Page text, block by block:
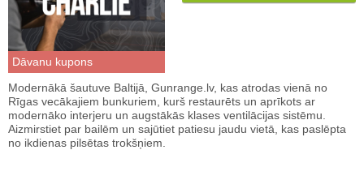
Dāvanu kupons
Modernākā šautuve Baltijā, Gunrange.lv, kas atrodas vienā no
Rīgas vecākajiem bunkuriem, kurš restaurēts un aprīkots ar
modernāko interjeru un augstākās klases ventilācijas sistēmu.
Aizmirstiet par bailēm un sajūtiet patiesu jaudu vietā, kas paslēpta
no ikdienas pilsētas trokšņiem.